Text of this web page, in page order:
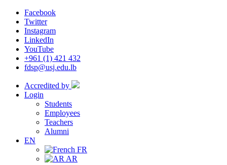
Facebook
Twitter
Instagram
LinkedIn
YouTube
+961 (1) 421 432
fdsp@usj.edu.lb
Accredited by
Login
Students
Employees
Teachers
Alumni
EN
FR
AR